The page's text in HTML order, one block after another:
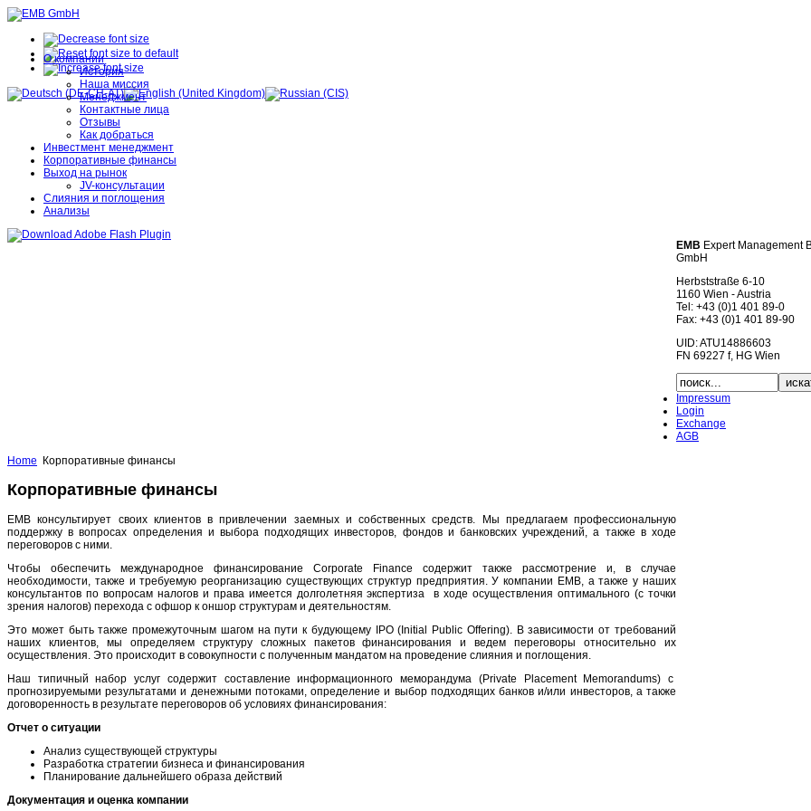
О компании
История
Наша миссия
Менеджмент
Контактные лица
Отзывы
Как добраться
Инвестмент менеджмент
Корпоративные финансы
Выход на рынок
JV-консультации
Слияния и поглощения
Анализы
EMB Expert Management
GmbH
Herbststraße 6-10
1160 Wien - Austria
Tel: +43 (0)1 401 89-0
Fax: +43 (0)1 401 89-90
UID: ATU14886603
FN 69227 f, HG Wien
Home Корпоративные финансы
Корпоративные финансы
EMB консультирует своих клиентов в привлечении заемных и собственных средств. Мы предлагаем профессиональную
поддержку в вопросах определения и выбора подходящих инвесторов, фондов и банковских учреждений, а также в ходе
переговоров с ними.
Чтобы обеспечить международное финансирование Corporate Finance содержит также рассмотрение и, в случае
необходимости, также и требуемую реорганизацию существующих структур предприятия. У компании EMB, а также у наших
консультантов по вопросам налогов и права имеется долголетняя экспертиза в ходе осуществления оптимального (с точки
зрения налогов) перехода с офшор к оншор структурам и деятельностям.
Это может быть также промежуточным шагом на пути к будующему IPO (Initial Public Offering). В зависимости от требований
наших клиентов, мы определяем структуру сложных пакетов финансирования и ведем переговоры относительно их
осуществления. Это происходит в совокупности с полученным мандатом на проведение слияния и поглощения.
Наш типичный набор услуг содержит составление информационного меморандума (Private Placement Memorandums) с
прогнозируемыми результатами и денежными потоками, определение и выбор подходящих банков и/или инвесторов, а также
договоренность в результате переговоров об условиях финансирования:
Отчет о ситуации
Анализ существующей структуры
Разработка стратегии бизнеса и финансирования
Планирование дальнейшего образа действий
Документация и оценка компании
Impressum
Login
Exchange
AGB